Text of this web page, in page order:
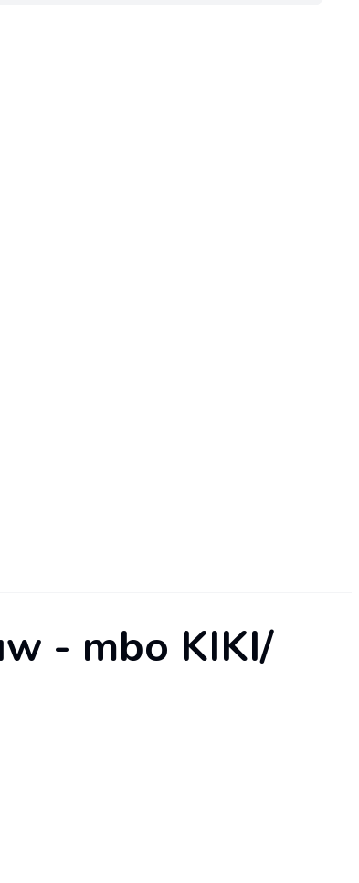
- mbo KIKI/